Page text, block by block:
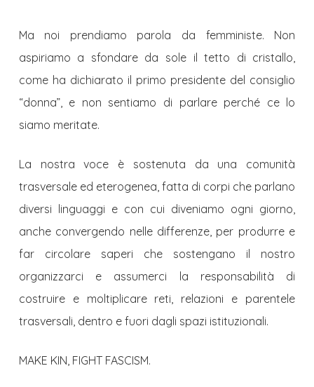
Ma noi prendiamo parola da femministe. Non
aspiriamo a sfondare da sole il tetto di cristallo,
come ha dichiarato il primo presidente del consiglio
“donna”, e non sentiamo di parlare perché ce lo
siamo meritate.
La nostra voce è sostenuta da una comunità
trasversale ed eterogenea, fatta di corpi che parlano
diversi linguaggi e con cui diveniamo ogni giorno,
anche convergendo nelle differenze, per produrre e
far circolare saperi che sostengano il nostro
organizzarci e assumerci la responsabilità di
costruire e moltiplicare reti, relazioni e parentele
trasversali, dentro e fuori dagli spazi istituzionali.
MAKE KIN, FIGHT FASCISM.